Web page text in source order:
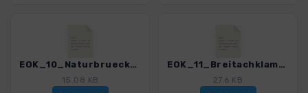
EOK_10_Naturbruecke_3121_3.gpx
15.08 KB
EOK_11_Breitachklamm_3121_3.gpx
27.6 KB